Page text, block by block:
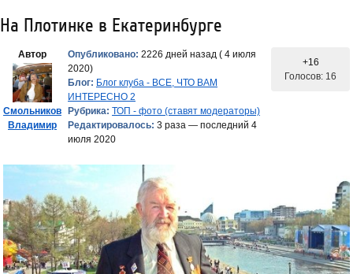
На Плотинке в Екатеринбурге
Автор
Смольников
Владимир
Опубликовано: 2226 дней назад ( 4 июля
2020)
Блог: Блог клуба - ВСЕ, ЧТО ВАМ
ИНТЕРЕСНО 2
Рубрика: ТОП - фото (ставят модераторы)
Редактировалось: 3 раза — последний 4
июля 2020
+16
Голосов: 16